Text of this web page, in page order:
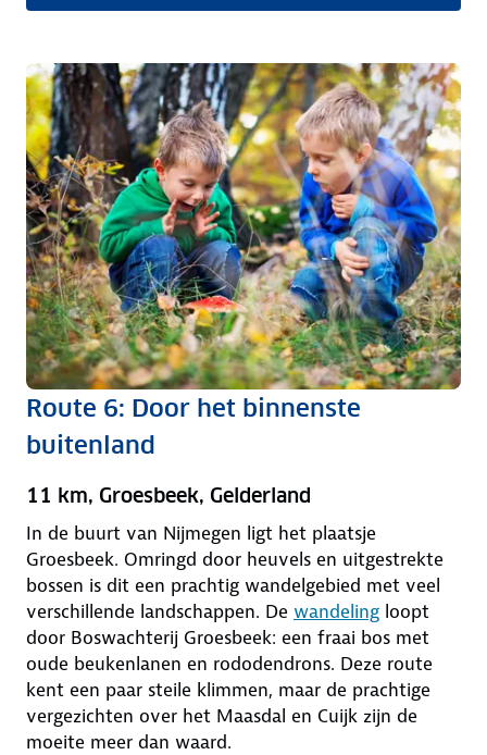
Route 6: Door het binnenste
buitenland
11 km, Groesbeek, Gelderland
In de buurt van Nijmegen ligt het plaatsje
Groesbeek. Omringd door heuvels en uitgestrekte
bossen is dit een prachtig wandelgebied met veel
verschillende landschappen. De wandeling loopt
door Boswachterij Groesbeek: een fraai bos met
oude beukenlanen en rododendrons. Deze route
kent een paar steile klimmen, maar de prachtige
vergezichten over het Maasdal en Cuijk zijn de
moeite meer dan waard.